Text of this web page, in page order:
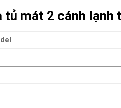
tủ mát 2 cánh lạnh